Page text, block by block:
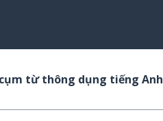
từ thông dụng tiếng Anh